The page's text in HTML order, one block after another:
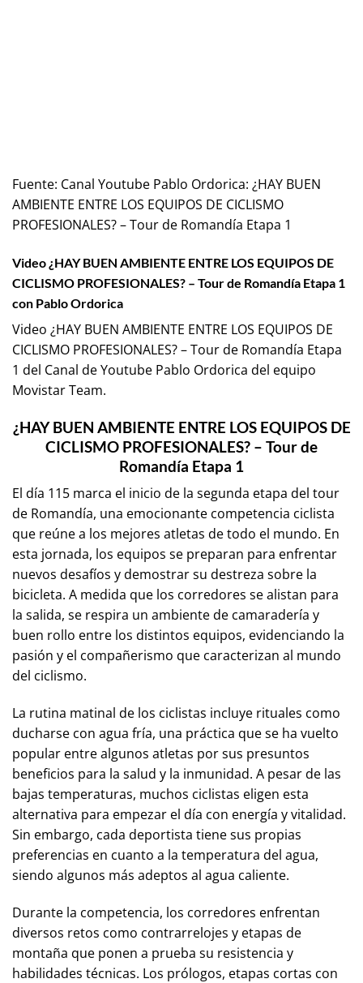
Fuente: Canal Youtube Pablo Ordorica: ¿HAY BUEN
AMBIENTE ENTRE LOS EQUIPOS DE CICLISMO
PROFESIONALES? – Tour de Romandía Etapa 1
Video ¿HAY BUEN AMBIENTE ENTRE LOS EQUIPOS DE
CICLISMO PROFESIONALES? – Tour de Romandía Etapa 1
con Pablo Ordorica
Video ¿HAY BUEN AMBIENTE ENTRE LOS EQUIPOS DE
CICLISMO PROFESIONALES? – Tour de Romandía Etapa
1 del Canal de Youtube Pablo Ordorica del equipo
Movistar Team.
¿HAY BUEN AMBIENTE ENTRE LOS EQUIPOS DE
CICLISMO PROFESIONALES? – Tour de
Romandía Etapa 1
El día 115 marca el inicio de la segunda etapa del tour
de Romandía, una emocionante competencia ciclista
que reúne a los mejores atletas de todo el mundo. En
esta jornada, los equipos se preparan para enfrentar
nuevos desafíos y demostrar su destreza sobre la
bicicleta. A medida que los corredores se alistan para
la salida, se respira un ambiente de camaradería y
buen rollo entre los distintos equipos, evidenciando la
pasión y el compañerismo que caracterizan al mundo
del ciclismo.
La rutina matinal de los ciclistas incluye rituales como
ducharse con agua fría, una práctica que se ha vuelto
popular entre algunos atletas por sus presuntos
beneficios para la salud y la inmunidad. A pesar de las
bajas temperaturas, muchos ciclistas eligen esta
alternativa para empezar el día con energía y vitalidad.
Sin embargo, cada deportista tiene sus propias
preferencias en cuanto a la temperatura del agua,
siendo algunos más adeptos al agua caliente.
Durante la competencia, los corredores enfrentan
diversos retos como contrarrelojes y etapas de
montaña que ponen a prueba su resistencia y
habilidades técnicas. Los prólogos, etapas cortas con